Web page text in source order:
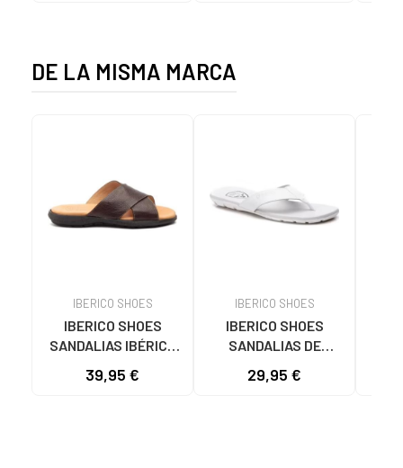
DE LA MISMA MARCA
IBERICO SHOES
IBERICO SHOES
SANDALIAS IBÉRICO
MARRÓN
39,95 €
IBERICO SHOES
IBERICO SHOES
SANDALIAS DE
25000 EN PIEL COLOR
29,95 €